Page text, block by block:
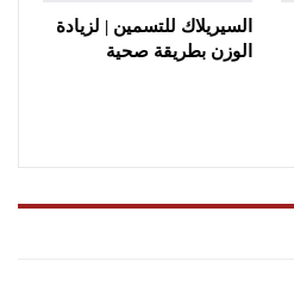
السيريلاك للتسمين | لزيادة
الوزن بطريقة صحية